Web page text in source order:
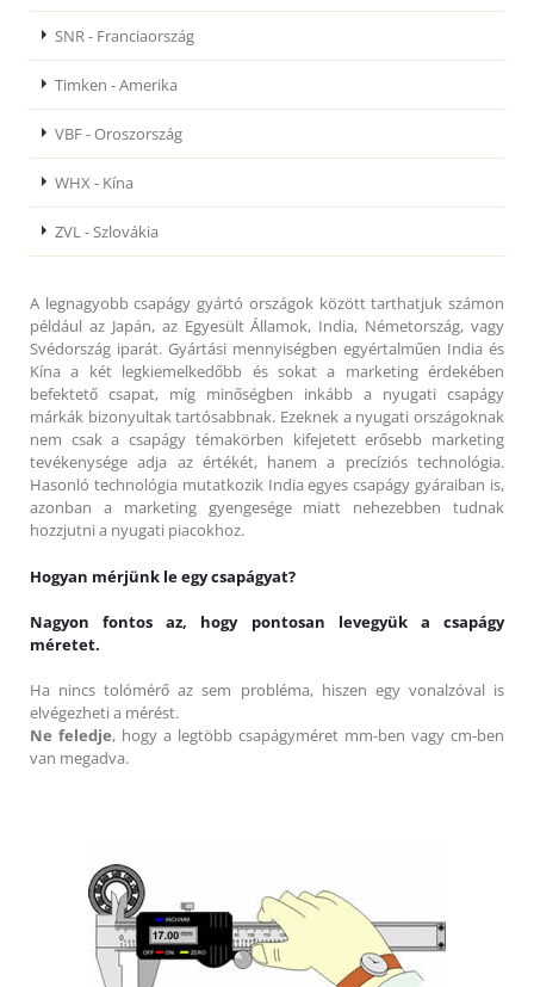
SNR - Franciaország
Timken - Amerika
VBF - Oroszország
WHX - Kína
ZVL - Szlovákia
A legnagyobb csapágy gyártó országok között tarthatjuk számon
például az Japán, az Egyesült Államok, India, Németország, vagy
Svédország iparát. Gyártási mennyiségben egyértalműen India és
Kína a két legkiemelkedőbb és sokat a marketing érdekében
befektető csapat, míg minőségben inkább a nyugati csapágy
márkák bizonyultak tartósabbnak. Ezeknek a nyugati országoknak
nem csak a csapágy témakörben kifejetett erősebb marketing
tevékenysége adja az értékét, hanem a precíziós technológia.
Hasonló technológia mutatkozik India egyes csapágy gyáraiban is,
azonban a marketing gyengesége miatt nehezebben tudnak
hozzjutni a nyugati piacokhoz.
Hogyan mérjünk le egy csapágyat?
Nagyon fontos az, hogy pontosan levegyük a csapágy
méretet.
Ha nincs tolómérő az sem probléma, hiszen egy vonalzóval is
elvégezheti a mérést.
Ne feledje, hogy a legtöbb csapágyméret mm-ben vagy cm-ben
van megadva.